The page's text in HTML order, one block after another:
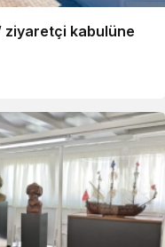
ziyaretçi kabulüne